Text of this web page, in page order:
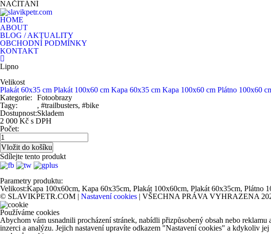
NAČÍTÁNÍ
HOME
ABOUT
BLOG / AKTUALITY
OBCHODNÍ PODMÍNKY
KONTAKT
Lipno
Velikost
Plakát 60x35 cm Plakát 100x60 cm Kapa 60x35 cm Kapa 100x60 cm Plátno 100x60
Kategorie:
Fotoobrazy
Tagy:
, #trailbusters, #bike
Dostupnost:Skladem
2 000 Kč s DPH
Počet:
Sdílejte tento produkt
Parametry produktu:
Velikost:Kapa 100x60cm, Kapa 60x35cm, Plakát 100x60cm, Plakát 60x35cm, Plátno
© SLAVIKPETR.COM | Nastavení cookies | VŠECHNA PRÁVA VYHRAZENA
Používáme cookies
Abychom vám usnadnili procházení stránek, nabídli přizpůsobený obsah nebo
inzerci a analýzu. Jejich nastavení upravíte odkazem "Nastavení cookies" a kdykoliv